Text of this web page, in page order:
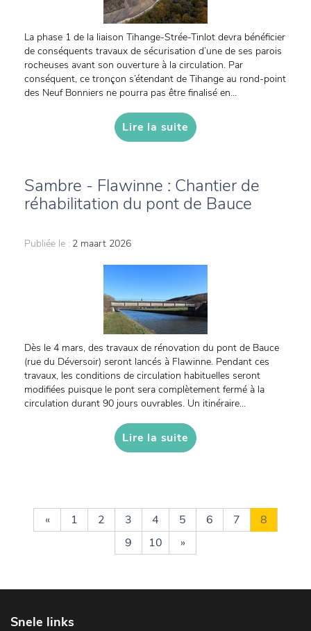
La phase 1 de la liaison Tihange-Strée-Tinlot devra bénéficier
de conséquents travaux de sécurisation d’une de ses parois
rocheuses avant son ouverture à la circulation. Par
conséquent, ce tronçon s’étendant de Tihange au rond-point
des Neuf Bonniers ne pourra pas être finalisé en...
Lire la suite
Sambre - Flawinne : Chantier de
réhabilitation du pont de Bauce
Publiée le : 2 maart 2026
Dès le 4 mars, des travaux de rénovation du pont de Bauce
(rue du Déversoir) seront lancés à Flawinne. Pendant ces
travaux, les conditions de circulation habituelles seront
modifiées puisque le pont sera complètement fermé à la
circulation durant 90 jours ouvrables. Un itinéraire...
Lire la suite
« 1 2 3 4 5 6 7
8
9
10 »
Snele links